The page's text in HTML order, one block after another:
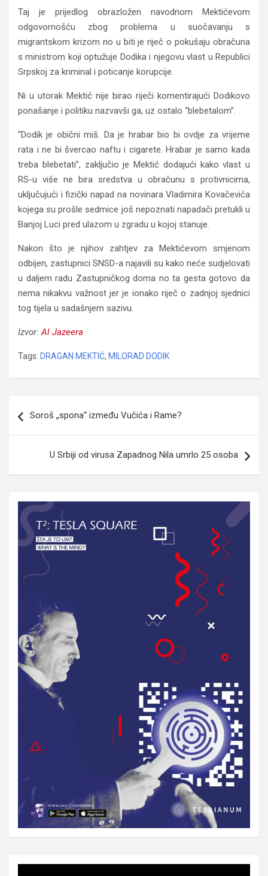
Taj je prijedlog obrazložen navodnom Mektićevom
odgovornošću zbog problema u suočavanju s
migrantskom krizom no u biti je riječ o pokušaju obračuna
s ministrom koji optužuje Dodika i njegovu vlast u Republici
Srpskoj za kriminal i poticanje korupcije.
Ni u utorak Mektić nije birao riječi komentirajući Dodikovo
ponašanje i politiku nazvavši ga, uz ostalo “blebetalom”.
“Dodik je obični miš. Da je hrabar bio bi ovdje za vrijeme
rata i ne bi švercao naftu i cigarete. Hrabar je samo kada
treba blebetati”, zaključio je Mektić dodajući kako vlast u
RS-u više ne bira sredstva u obračunu s protivnicima,
uključujući i fizički napad na novinara Vladimira Kovačevića
kojega su prošle sedmice još nepoznati napadači pretukli u
Banjoj Luci pred ulazom u zgradu u kojoj stanuje.
Nakon što je njihov zahtjev za Mektićevom smjenom
odbijen, zastupnici SNSD-a najavili su kako neće sudjelovati
u daljem radu Zastupničkog doma no ta gesta gotovo da
nema nikakvu važnost jer je ionako riječ o zadnjoj sjednici
tog tijela u sadašnjem sazivu.
Izvor:Al Jazeera
Tags: DRAGAN MEKTIĆ, MILORAD DODIK
članaka
Soroš „spona“ između Vučića i Rame?
U Srbiji od virusa Zapadnog Nila umrlo 25 osoba